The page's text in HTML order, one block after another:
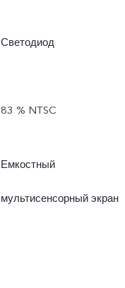
Светодиод
83 % NTSC
Емкостный
мультисенсорный экран